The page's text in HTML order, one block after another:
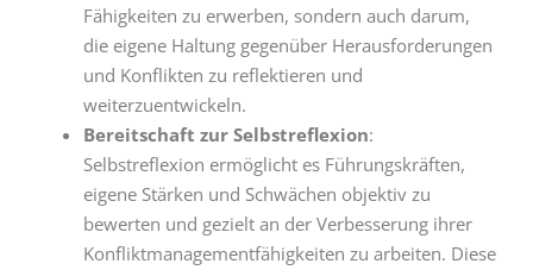
Fähigkeiten zu erwerben, sondern auch darum,
die eigene Haltung gegenüber Herausforderungen
und Konflikten zu reflektieren und
weiterzuentwickeln.
Bereitschaft zur Selbstreflexion:
Selbstreflexion ermöglicht es Führungskräften,
eigene Stärken und Schwächen objektiv zu
bewerten und gezielt an der Verbesserung ihrer
Konfliktmanagementfähigkeiten zu arbeiten. Diese